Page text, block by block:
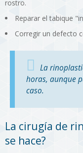
rostro.
Reparar el tabique
Corregir un defecto
La
horas, aunque
caso.
La cirugía de
se hace?